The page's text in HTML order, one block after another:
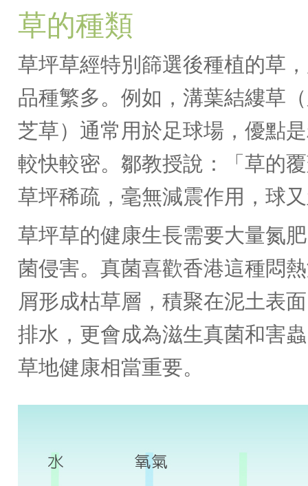
草的種類
草坪草經特別篩選後種植的草
品種繁多。例如，溝葉結縷草
芝草）通常用於足球場，優點
較快較密。鄒教授說：「草的
草坪稀疏，毫無減震作用，球
草坪草的健康生長需要大量氮
菌侵害。真菌喜歡香港這種悶
屑形成枯草層，積聚在泥土表
排水，更會成為滋生真菌和害
草地健康相當重要。